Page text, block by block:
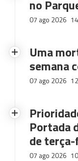
no
07 ago 2026
Uma
semana
07 ago 2026
Portada
de
07 ago 2026